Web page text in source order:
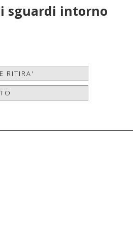
sguardi intorno
RITIRA'